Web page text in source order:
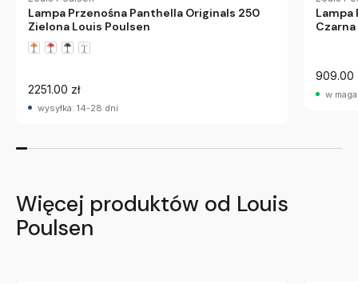
Lampa Przenośna Panthella Originals 250
Zielona Louis Poulsen
2251.00 zł
wysyłka: 14-28 dni
Lampa
909.00
w
Więcej produktów od Louis
Poulsen